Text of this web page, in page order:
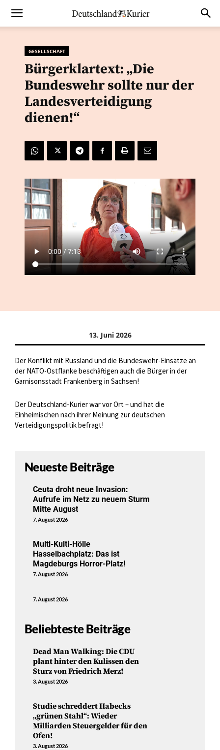
GESELLSCHAFT
Bürgerklartext: „Die
Bundeswehr sollte nur der
Landesverteidigung
dienen!“
13. Juni 2026
Der Konflikt mit Russland und die Bundeswehr-Einsätze an
der NATO-Ostflanke beschäftigen auch die Bürger in der
Garnisonsstadt Frankenberg in Sachsen!
Der Deutschland-Kurier war vor Ort – und hat die
Einheimischen nach ihrer Meinung zur deutschen
Verteidigungspolitik befragt!
Neueste Beiträge
Ceuta droht neue Invasion:
Aufrufe im Netz zu neuem Sturm
Mitte August
7. August 2026
Multi-Kulti-Hölle
Hasselbachplatz: Das ist
Magdeburgs Horror-Platz!
7. August 2026
7. August 2026
Beliebteste Beiträge
Dead Man Walking: Die CDU
plant hinter den Kulissen den
Sturz von Friedrich Merz!
3. August 2026
Studie schreddert Habecks
„grünen Stahl“: Wieder
Milliarden Steuergelder für den
Ofen!
3. August 2026